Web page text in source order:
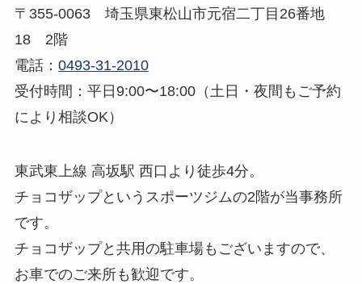
〒355-0063 埼玉県東松山市元宿二丁目26番地
18 2階
電話： 0493-31-2010
受付時間：平日9:00〜18:00（土日・夜間もご予約
により相談OK）
東武東上線 高坂駅 西口より徒歩4分。
チョコザップというスポーツジムの2階が当事務所
です。
チョコザップと共用の駐車場もございますので、
お車でのご来所も歓迎です。